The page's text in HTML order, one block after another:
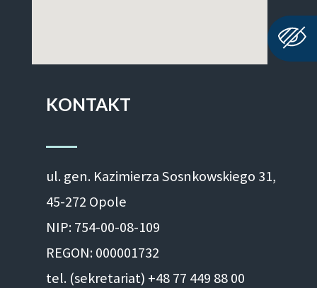
KONTAKT
ul. gen. Kazimierza Sosnkowskiego 31,
45-272 Opole
NIP: 754-00-08-109
REGON: 000001732
tel. (sekretariat) +48 77 449 88 00